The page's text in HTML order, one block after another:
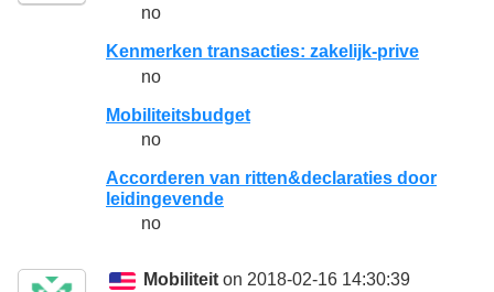
no
Kenmerken transacties: zakelijk-prive
no
Mobiliteitsbudget
no
Accorderen van ritten&declaraties door
leidingevende
no
Mobiliteit on 2018-02-16 14:30:39